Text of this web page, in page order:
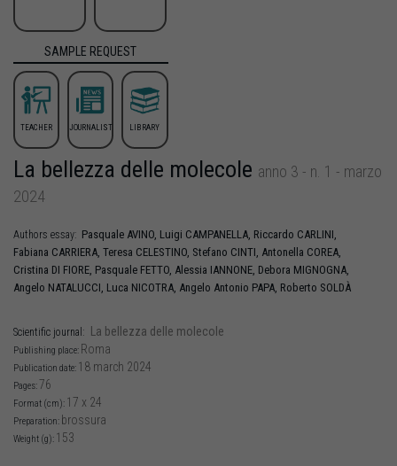
SAMPLE REQUEST
TEACHER JOURNALIST LIBRARY
La bellezza delle molecole anno 3 - n. 1 - marzo
2024
Authors essay: Pasquale AVINO Luigi CAMPANELLA Riccardo CARLINI
Fabiana CARRIERA Teresa CELESTINO Stefano CINTI Antonella COREA
Cristina DI FIORE Pasquale FETTO Alessia IANNONE Debora MIGNOGNA
Angelo NATALUCCI Luca NICOTRA Angelo Antonio PAPA Roberto SOLDÀ
Scientific journal: La bellezza delle molecole
Publishing place: Roma
Publication date: 18 march 2024
Pages:76
Format (cm): 17 x 24
Preparation: brossura
Weight (g): 153